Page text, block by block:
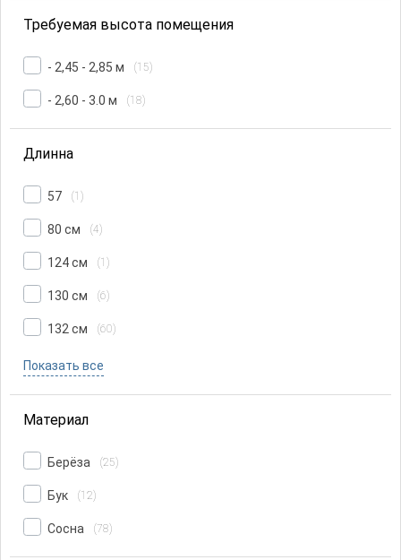
Требуемая высота помещения
- 2,45 - 2,85 м (15)
- 2,60 - 3.0 м (18)
Длинна
57 (1)
80 см (4)
124 см (1)
130 см (6)
132 см (60)
Показать все
Материал
Берёза (25)
Бук (12)
Сосна (78)